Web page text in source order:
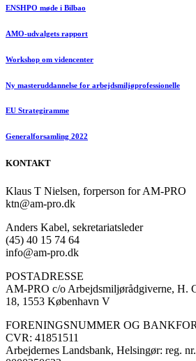
ENSHPO møde i Bilbao
AMO-udvalgets rapport
Workshop om videncenter
Ny masteruddannelse for arbejdsmiljøprofessionelle
EU Strategiramme
Generalforsamling 2022
KONTAKT
Klaus T Nielsen, forperson for AM-PRO
ktn@am-pro.dk
Anders Kabel, sekretariatsleder
(45) 40 15 74 64
info@am-pro.dk
POSTADRESSE
AM-PRO c/o Arbejdsmiljørådgiverne, H.
18, 1553 København V
FORENINGSNUMMER OG
CVR: 41851511
Arbejdernes Landsbank, Helsingør: reg.